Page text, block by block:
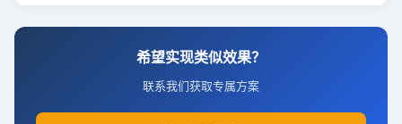
希望实现类似效果？
联系我们获取专属方案